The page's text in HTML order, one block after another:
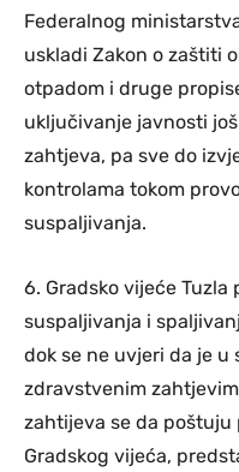
Federalnog
uskladi Zakon o zaštiti
otpadom i druge
uključivanje javnosti
zahtjeva, pa sve do
kontrolama tokom
suspaljivanja.
6. Gradsko vijeće
suspaljivanja i
dok se ne uvjeri da je u
zdravstvenim
zahtijeva se da poštuju
Gradskog vijeća,